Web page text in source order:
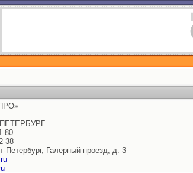
ПЕТЕРБУРГ
80
38
Петербург, Галерный проезд, д. 3